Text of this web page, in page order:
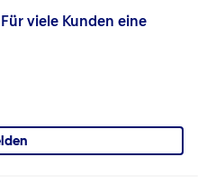
viele Kunden eine